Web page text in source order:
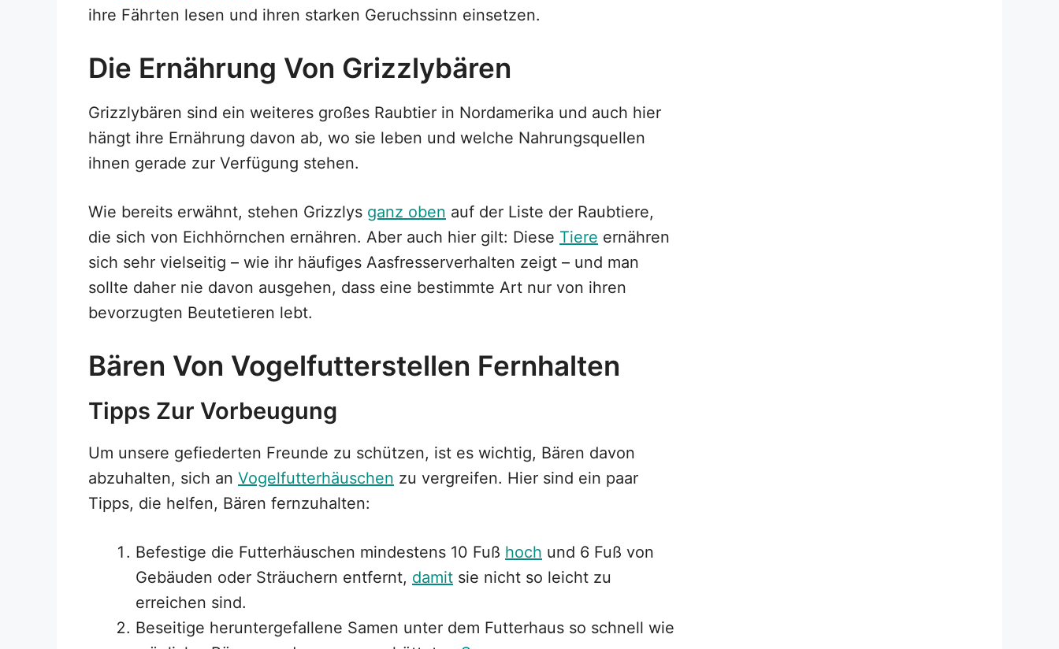
ihre Fährten lesen und ihren starken Geruchssinn einsetzen.
Die Ernährung Von Grizzlybären
Grizzlybären sind ein weiteres großes Raubtier in Nordamerika und auch hier
hängt ihre Ernährung davon ab, wo sie leben und welche Nahrungsquellen
ihnen gerade zur Verfügung stehen.
Wie bereits erwähnt, stehen Grizzlys ganz oben auf der Liste der Raubtiere,
die sich von Eichhörnchen ernähren. Aber auch hier gilt: Diese Tiere ernähren
sich sehr vielseitig – wie ihr häufiges Aasfresserverhalten zeigt – und man
sollte daher nie davon ausgehen, dass eine bestimmte Art nur von ihren
bevorzugten Beutetieren lebt.
Bären Von Vogelfutterstellen Fernhalten
Tipps Zur Vorbeugung
Um unsere gefiederten Freunde zu schützen, ist es wichtig, Bären davon
abzuhalten, sich an Vogelfutterhäuschen zu vergreifen. Hier sind ein paar
Tipps, die helfen, Bären fernzuhalten:
Befestige die Futterhäuschen mindestens 10 Fuß hoch und 6 Fuß von
Gebäuden oder Sträuchern entfernt, damit sie nicht so leicht zu
erreichen sind.
Beseitige heruntergefallene Samen unter dem Futterhaus so schnell wie